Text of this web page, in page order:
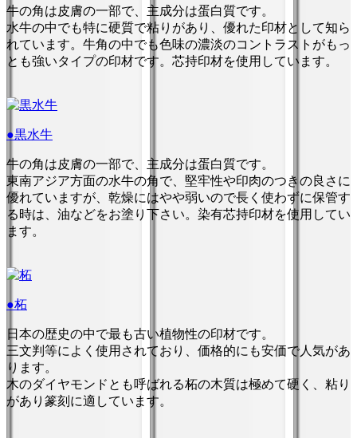
牛の角は皮膚の一部で、主成分は蛋白質です。
水牛の中でも特に硬質で粘りがあり、優れた印材として知ら
れています。牛角の中でも色味の濃淡のコントラストがもっ
とも強いタイプの印材です。芯持印材を使用しています。
●黒水牛
牛の角は皮膚の一部で、主成分は蛋白質です。
東南アジア方面の水牛の角で、堅牢性や印肉のつきの良さに
優れていますが、乾燥にはやや弱いので長く使わずに保管す
る時は、油などをお塗り下さい。染有芯持印材を使用してい
ます。
●柘
日本の歴史の中で最も古い植物性の印材です。
三文判等によく使用されており、価格的にも安価で人気があ
ります。
木のダイヤモンドとも呼ばれる柘の木質は極めて硬く、粘り
があり篆刻に適しています。